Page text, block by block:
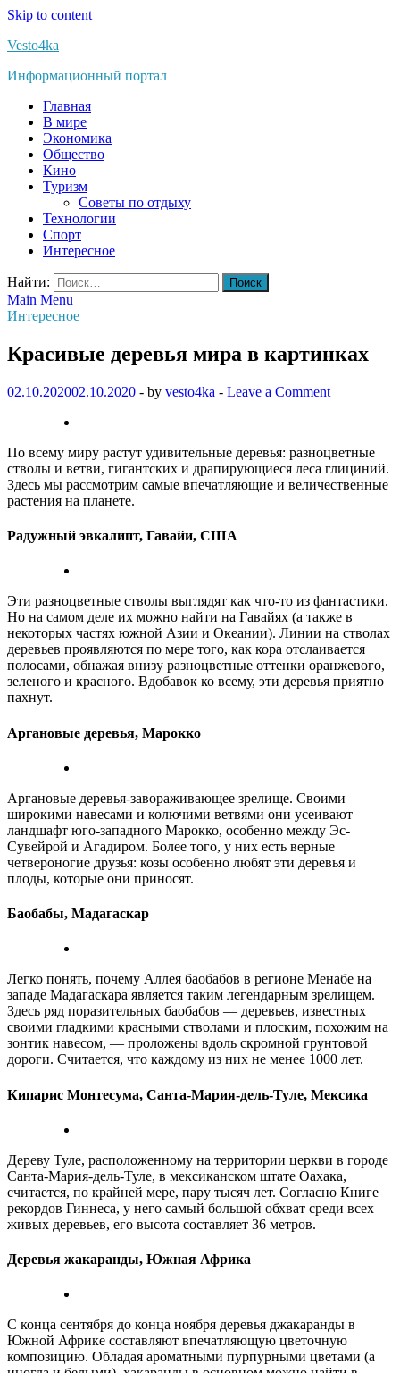
Skip to content
Vesto4ka
Информационный портал
Главная
В мире
Экономика
Общество
Кино
Туризм
Советы по отдыху
Технологии
Спорт
Интересное
Найти:
Main Menu
Интересное
Красивые деревья мира в картинках
02.10.202002.10.2020 - by vesto4ka - Leave a Comment
По всему миру растут удивительные деревья: разноцветные
стволы и ветви, гигантских и драпирующиеся леса глициний.
Здесь мы рассмотрим самые впечатляющие и величественные
растения на планете.
Радужный эвкалипт, Гавайи, США
Эти разноцветные стволы выглядят как что-то из фантастики.
Но на самом деле их можно найти на Гавайях (а также в
некоторых частях южной Азии и Океании). Линии на стволах
деревьев проявляются по мере того, как кора отслаивается
полосами, обнажая внизу разноцветные оттенки оранжевого,
зеленого и красного. Вдобавок ко всему, эти деревья приятно
пахнут.
Аргановые деревья, Марокко
Аргановые деревья-завораживающее зрелище. Своими
широкими навесами и колючими ветвями они усеивают
ландшафт юго-западного Марокко, особенно между Эс-
Сувейрой и Агадиром. Более того, у них есть верные
четвероногие друзья: козы особенно любят эти деревья и
плоды, которые они приносят.
Баобабы, Мадагаскар
Легко понять, почему Аллея баобабов в регионе Менабе на
западе Мадагаскара является таким легендарным зрелищем.
Здесь ряд поразительных баобабов — деревьев, известных
своими гладкими красными стволами и плоским, похожим на
зонтик навесом, — проложены вдоль скромной грунтовой
дороги. Считается, что каждому из них не менее 1000 лет.
Кипарис Монтесума, Санта-Мария-дель-Туле, Мексика
Дереву Туле, расположенному на территории церкви в городе
Санта-Мария-дель-Туле, в мексиканском штате Оахака,
считается, по крайней мере, пару тысяч лет. Согласно Книге
рекордов Гиннеса, у него самый большой обхват среди всех
живых деревьев, его высота составляет 36 метров.
Деревья жакаранды, Южная Африка
С конца сентября до конца ноября деревья джакаранды в
Южной Африке составляют впечатляющую цветочную
композицию. Обладая ароматными пурпурными цветами (а